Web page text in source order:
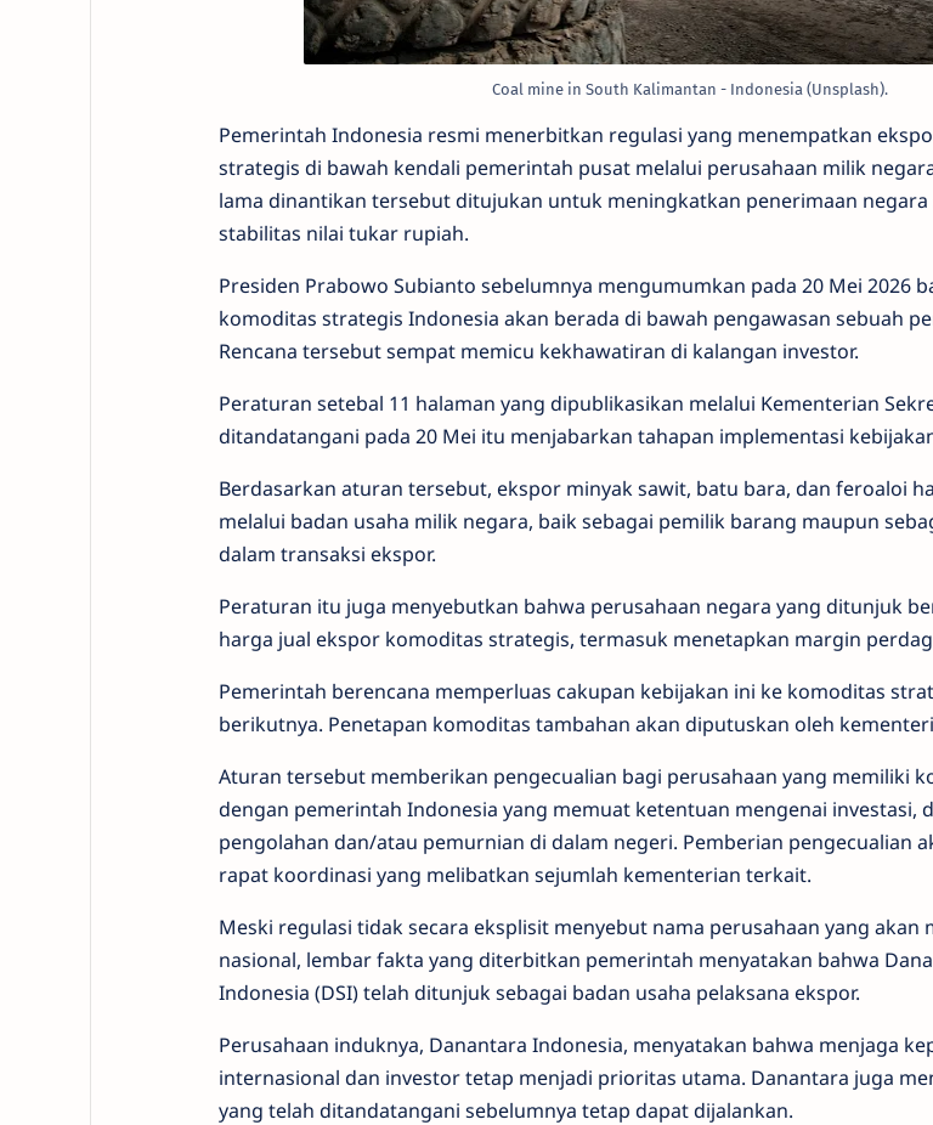
Coal mine in South Kalimantan - Indonesia (Unsplash).
Pemerintah Indonesia resmi menerbitkan regulasi yang menempatkan
strategis di bawah kendali pemerintah pusat melalui perusahaan milik
lama dinantikan tersebut ditujukan untuk meningkatkan penerimaan
stabilitas nilai tukar rupiah.
Presiden Prabowo Subianto sebelumnya mengumumkan pada 20 Mei 2026
komoditas strategis Indonesia akan berada di bawah pengawasan sebuah
Rencana tersebut sempat memicu kekhawatiran di kalangan investor.
Peraturan setebal 11 halaman yang dipublikasikan melalui Kementerian
ditandatangani pada 20 Mei itu menjabarkan tahapan implementasi
Berdasarkan aturan tersebut, ekspor minyak sawit, batu bara, dan feroaloi
melalui badan usaha milik negara, baik sebagai pemilik barang maupun
dalam transaksi ekspor.
Peraturan itu juga menyebutkan bahwa perusahaan negara yang ditunjuk
harga jual ekspor komoditas strategis, termasuk menetapkan margin
Pemerintah berencana memperluas cakupan kebijakan ini ke komoditas
berikutnya. Penetapan komoditas tambahan akan diputuskan oleh
Aturan tersebut memberikan pengecualian bagi perusahaan yang memiliki
dengan pemerintah Indonesia yang memuat ketentuan mengenai investasi,
pengolahan dan/atau pemurnian di dalam negeri. Pemberian pengecualian
rapat koordinasi yang melibatkan sejumlah kementerian terkait.
Meski regulasi tidak secara eksplisit menyebut nama perusahaan yang
nasional, lembar fakta yang diterbitkan pemerintah menyatakan bahwa
Indonesia (DSI) telah ditunjuk sebagai badan usaha pelaksana ekspor.
Perusahaan induknya, Danantara Indonesia, menyatakan bahwa menjaga
internasional dan investor tetap menjadi prioritas utama. Danantara juga
yang telah ditandatangani sebelumnya tetap dapat dijalankan.